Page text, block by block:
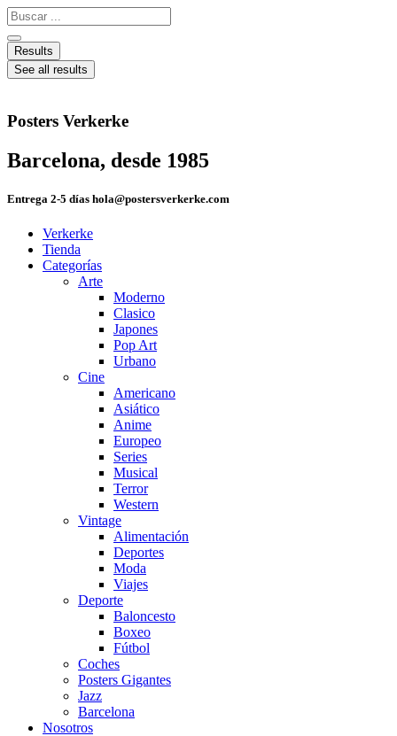
Ir
al
contenido
Search
...
Results
See all results
Posters Verkerke
Barcelona, desde 1985
Entrega 2-5 días hola@postersverkerke.com
Verkerke
Tienda
Categorías
Arte
Moderno
Clasico
Japones
Pop Art
Urbano
Cine
Americano
Asiático
Anime
Europeo
Series
Musical
Terror
Western
Vintage
Alimentación
Deportes
Moda
Viajes
Deporte
Baloncesto
Boxeo
Fútbol
Coches
Posters Gigantes
Jazz
Barcelona
Nosotros